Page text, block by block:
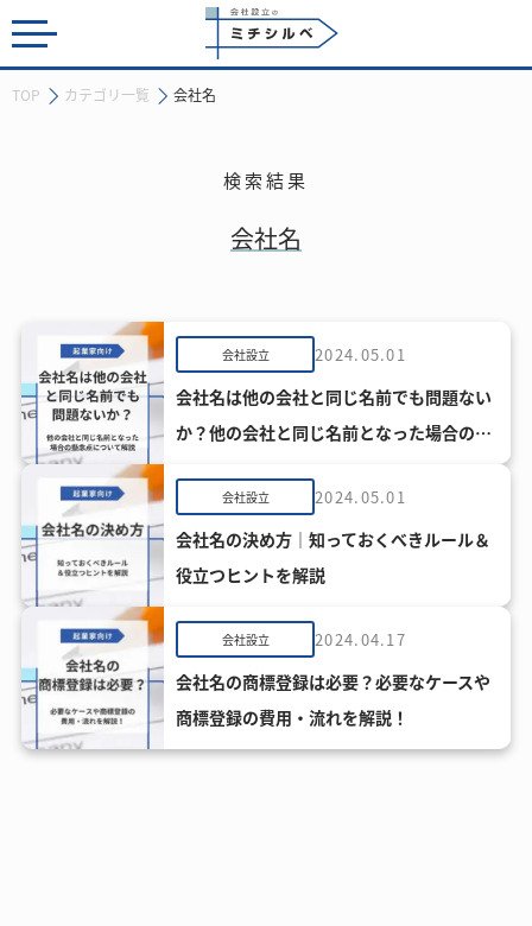
会社設立のミチシルベ
TOP カテゴリ一覧 会社名
検索結果
会社名
会社設立 2024.05.01
会社名は他の会社と同じ名前でも問題ない
か？他の会社と同じ名前となった場合の懸
会社設立 2024.05.01
会社名の決め方｜知っておくべきルール＆
役立つヒントを解説
会社設立 2024.04.17
会社名の商標登録は必要？必要なケースや
商標登録の費用・流れを解説！